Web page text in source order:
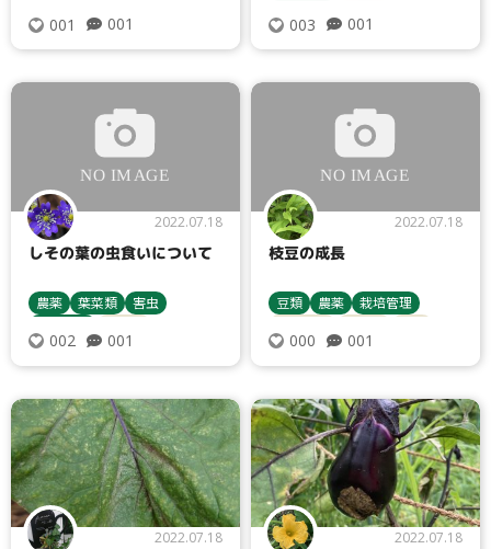
001 001
土壌消毒剤
003 001
2022.07.18
しその葉の虫食いについて
農薬 葉菜類
害虫
ヨトウムシ類
シソ
002 001
2022.07.18
枝豆の成長
豆類 農薬
栽培管理
病害虫対策
000 001
2022.07.18 2022.07.18